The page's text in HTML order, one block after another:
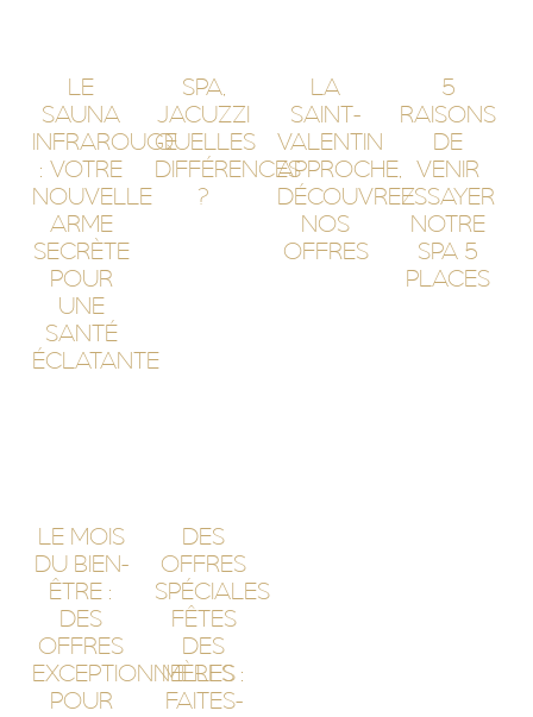
LE
SAUNA
INFRAROUGE
: VOTRE
NOUVELLE
ARME
SECRÈTE
POUR
UNE
SANTÉ
ÉCLATANTE
SPA,
JACUZZI
QUELLES
DIFFÉRENCES
?
LA
SAINT-
VALENTIN
APPROCHE,
DÉCOUVREZ
NOS
OFFRES
5
RAISONS
DE
VENIR
ESSAYER
NOTRE
SPA 5
PLACES
LE MOIS
DU BIEN-
ÊTRE :
DES
OFFRES
EXCEPTIONNELLES
POUR
DES
OFFRES
SPÉCIALES
FÊTES
DES
MÈRES :
FAITES-